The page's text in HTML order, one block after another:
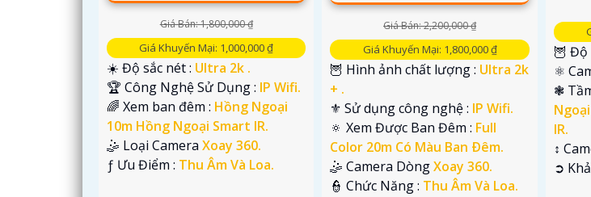
Giá Bán: 1,800,000 ₫
Giá Khuyến Mại: 1,000,000 ₫
☀️ Độ sắc nét : Ultra 2k .
🏆 Công Nghệ Sử Dụng : IP Wifi.
🌈 Xem ban đêm : Hồng Ngoại
10m Hồng Ngoại Smart IR.
🤹 Loại Camera Xoay 360.
️ƒ Ưu Điểm : Thu Âm Và Loa.
Giá Bán: 2,200,000 ₫
Giá Khuyến Mại: 1,800,000 ₫
🦉 Hình ảnh chất lượng : Ultra 2k
+ .
⚜️ Sử dụng công nghệ : IP Wifi.
🔅 Xem Được Ban Đêm : Full
Color 20m Có Màu Ban Ðêm.
🤹 Camera DòngXoay 360.
️👮 Chức Năng : Thu Âm Và Loa.
🦉 Độ
⚛️
❃
IR.
↕️
️➲